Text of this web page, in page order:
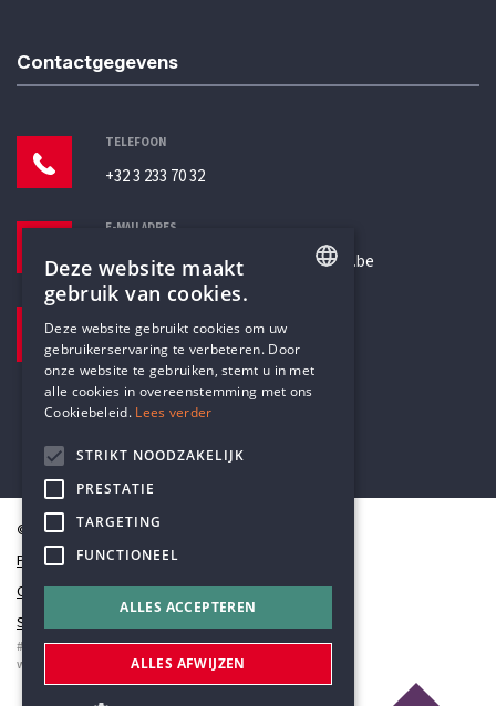
Contactgegevens
TELEFOON
+32 3 233 70 32
E-MAILADRES
secretariaat@humanistischverbond.be
Pottenbrug 4
Antwerpen, 2000
© Humanistisch Verbond 2026
Privacy
Cookiestatement
Sitemap
#codedwithlove byCodelines
webapplicaties
mobiele apps&maatwerk websites
DUTCH
Deze website maakt
gebruik van cookies.
Deze website gebruikt cookies om uw
gebruikerservaring te verbeteren. Door
onze website te gebruiken, stemt u in met
alle cookies in overeenstemming met ons
Cookiebeleid. Lees verder
STRIKT NOODZAKELIJK
PRESTATIE
TARGETING
FUNCTIONEEL
ALLES ACCEPTEREN
ALLES AFWIJZEN